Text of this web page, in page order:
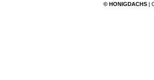
© HONIGDACHS |